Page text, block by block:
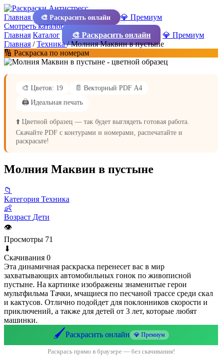
Главная 🎨 Раскрасить онлайн
💎 Премиум
Смотреть каталог
Главная Каталог 🎨 Раскрасить онлайн
💎 Премиум
Главная /Техника/Молния Маквин в пустыне
🔢 Раскраска по номерам
🎨 Цветов: 19
📄 Векторный PDF А4
🖨️ Идеальная печать
⬆️ Цветной образец — так будет выглядеть готовая работа.
Скачайте PDF с контурами и номерами, распечатайте и
раскрасьте!
Молния Маквин в пустыне
📁
Категория Техника
👶
Возраст Дети
👁
Просмотры 71
⬇
Скачивания 0
Эта динамичная раскраска перенесет вас в мир
захватывающих автомобильных гонок по живописной
пустыне. На картинке изображены знаменитые герои
мультфильма Тачки, мчащиеся по песчаной трассе среди скал
и кактусов. Отлично подойдет для поклонников скорости и
приключений, а также для детей от 3 лет, которые любят
машинки.
🖌️Раскрасить онлайн 💎 Премиум
Раскрась прямо в браузере — без скачивания!